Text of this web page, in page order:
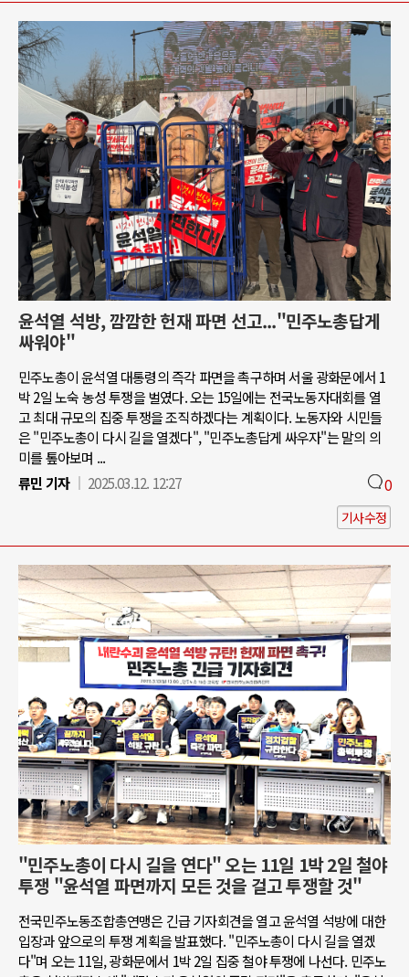
윤석열 석방, 깜깜한 헌재 파면 선고..."민주노총답게
싸워야"
민주노총이 윤석열 대통령의 즉각 파면을 촉구하며 서울 광화문에서 1
박 2일 노숙 농성 투쟁을 벌였다. 오는 15일에는 전국노동자대회를 열
고 최대 규모의 집중 투쟁을 조직하겠다는 계획이다. 노동자와 시민들
은 "민주노총이 다시 길을 열겠다", "민주노총답게 싸우자"는 말의 의
미를 톺아보며 ...
류민 기자
2025.03.12. 12:27 0
기사수정
"민주노총이 다시 길을 연다" 오는 11일 1박 2일 철야
투쟁 "윤석열 파면까지 모든 것을 걸고 투쟁할 것"
전국민주노동조합총연맹은 긴급 기자회견을 열고 윤석열 석방에 대한
입장과 앞으로의 투쟁 계획을 발표했다. "민주노총이 다시 길을 열겠
다"며 오는 11일, 광화문에서 1박 2일 집중 철야 투쟁에 나선다. 민주노